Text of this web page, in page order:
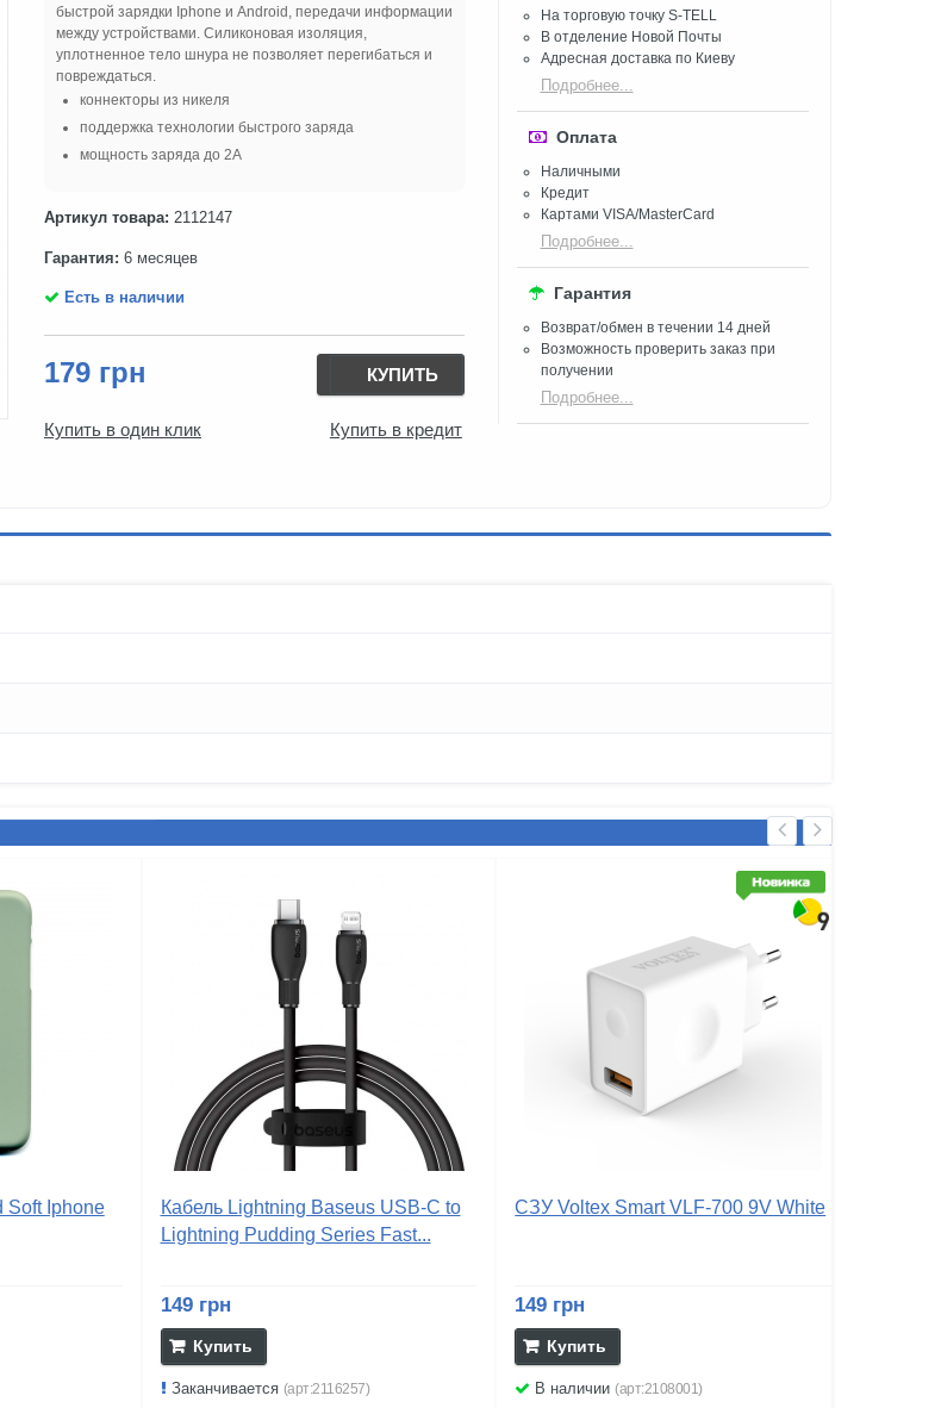
быстрой зарядки Iphone и Android, передачи информации
между устройствами. Силиконовая изоляция,
уплотненное тело шнура не позволяет перегибаться и
повреждаться.
коннекторы из никеля
поддержка технологии быстрого заряда
мощность заряда до 2А
Артикул товара: 2112147
Гарантия: 6 месяцев
Есть в наличии
179 грн КУПИТЬ
Купить в один клик Купить в кредит
На торговую точку S-TELL
В отделение Новой Почты
Адресная доставка по Киеву
Подробнее...
Оплата
Наличными
Кредит
Картами VISA/MasterCard
Подробнее...
Гарантия
Возврат/обмен в течении 14 дней
Возможность проверить заказ при
получении​
Подробнее...
Soft Iphone
Кабель Lightning Baseus USB-C to
Lightning Pudding Series Fast...
149 грн
Купить
Заканчивается (арт:2116257)
СЗУ Voltex Smart VLF-700 9V White
149 грн
Купить
В наличии(арт:2108001)